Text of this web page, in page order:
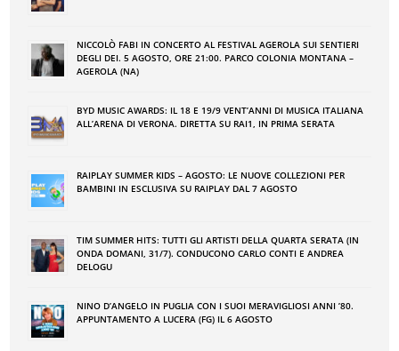
NICCOLÒ FABI IN CONCERTO AL FESTIVAL AGEROLA SUI SENTIERI
DEGLI DEI. 5 AGOSTO, ORE 21:00. PARCO COLONIA MONTANA –
AGEROLA (NA)
BYD MUSIC AWARDS: IL 18 E 19/9 VENT’ANNI DI MUSICA ITALIANA
ALL’ARENA DI VERONA. DIRETTA SU RAI1, IN PRIMA SERATA
RAIPLAY SUMMER KIDS – AGOSTO: LE NUOVE COLLEZIONI PER
BAMBINI IN ESCLUSIVA SU RAIPLAY DAL 7 AGOSTO
TIM SUMMER HITS: TUTTI GLI ARTISTI DELLA QUARTA SERATA (IN
ONDA DOMANI, 31/7). CONDUCONO CARLO CONTI E ANDREA
DELOGU
NINO DʼANGELO IN PUGLIA CON I SUOI MERAVIGLIOSI ANNI ʼ80.
APPUNTAMENTO A LUCERA (FG) IL 6 AGOSTO